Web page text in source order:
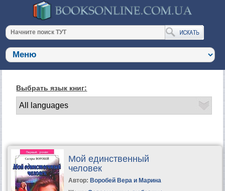
Выбрать язык книг:
Мой единственный
человек
Автор: Воробей Вера и Марина